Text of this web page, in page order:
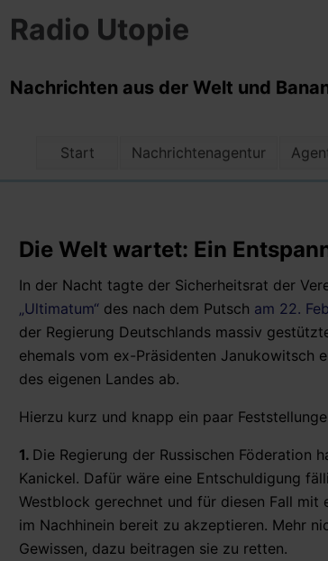
Radio Utopie
Nachrichten aus der Welt und
Start Nachrichtenagentur
Die Welt wartet: Ein
In der Nacht tagte der Sicherheitsrat der
„Ultimatum“ des nach dem Putsch am 22.
der Regierung Deutschlands massiv
ehemals vom ex-Präsidenten Janukowitsch
des eigenen Landes ab.
Hierzu kurz und knapp ein paar
1. Die Regierung der Russischen Föderation
Kanickel. Dafür wäre eine Entschuldigung
Westblock gerechnet und für diesen Fall mit
im Nachhinein bereit zu akzeptieren. Mehr
Gewissen, dazu beitragen sie zu retten.